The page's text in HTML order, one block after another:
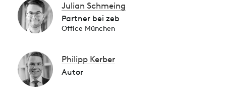
Julian Schmeing
Partner bei zeb
Office München
Philipp Kerber
Autor